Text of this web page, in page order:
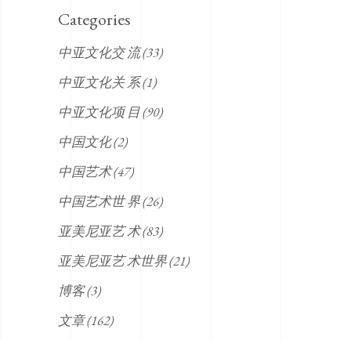
Categories
中亚文化交 流(33)
中亚文化关 系(1)
中亚文化项 目(90)
中国文化(2)
中国艺术(47)
中国艺术世 界(26)
亚美尼亚艺 术(83)
亚美尼亚艺 术世界(21)
博客(3)
文章(162)